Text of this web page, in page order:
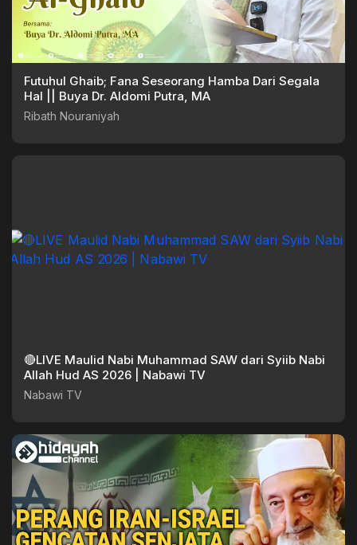
Futuhul Ghaib; Fana Seseorang Hamba Dari Segala
Hal || Buya Dr. Aldomi Putra, MA
Ribath Nouraniyah
🔴LIVE Maulid Nabi Muhammad SAW dari Syiib Nabi
Allah Hud AS 2026 | Nabawi TV
Nabawi TV